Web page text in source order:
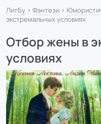
ЛитБу › Фэнтези ›
экстремальных условиях
Отбор жены в
условиях